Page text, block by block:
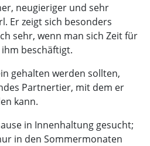
neugieriger und sehr
Er zeigt sich besonders
sehr, wenn man sich Zeit für
beschäftigt.
gehalten werden sollten,
Partnertier, mit dem er
kann.
in Innenhaltung gesucht;
in den Sommermonaten